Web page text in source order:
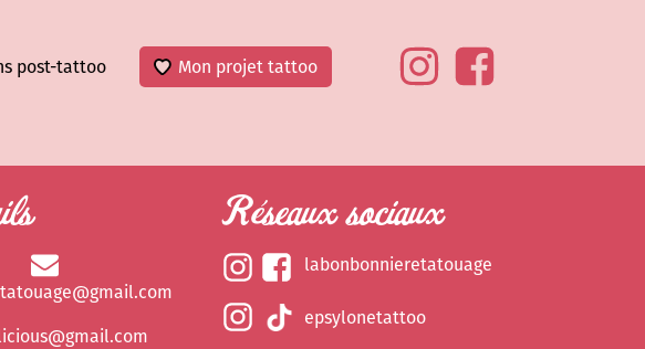
post-tattoo Mon projet tattoo
Réseaux sociaux
labonbonnieretatouage
epsylonetattoo